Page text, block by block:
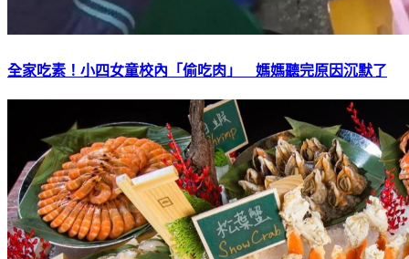
全家吃素！小四女童校內「偷吃肉」 媽媽聽完原因沉默了